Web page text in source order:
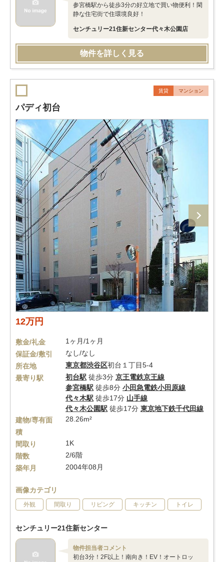
参宮橋駅から徒歩3分の好立地で買い物便利！閑
静な住宅街で住環境良好！
センチュリー21住新センター代々木公園店
物件を詳しく見る
賃貸 マンション
パディ初台
12万円
敷金/礼金
1ヶ月/1ヶ月
保証金/敷引
なし/なし
所在地
東京都渋谷区初台１丁目5-4
最寄り駅
初台駅 徒歩3分 京王電鉄京王線
参宮橋駅 徒歩8分 小田急電鉄小田原線
代々木駅 徒歩17分 山手線
代々木公園駅 徒歩17分 東京地下鉄千代田線
建物/専有面
積
28.26m²
間取り
1K
階数
2/6階
築年月
2004年08月
画像カテゴリ
外観 間取り リビング キッチン トイレ
センチュリー21住新センター
物件担当者コメント
初台3分！2F以上！南向き！EV！オートロッ